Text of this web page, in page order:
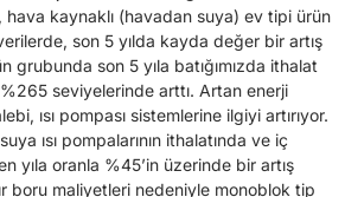
hava kaynaklı (havadan suya) ev tipi ürün
son 5 yılda kayda değer bir artış
grubunda son 5 yıla batığımızda ithalat
seviyelerinde arttı. Artan enerji
ısı pompası sistemlerine ilgiyi artırıyor.
ısı pompalarının ithalatında ve iç
yıla oranla %45’in üzerinde bir artış
boru maliyetleri nedeniyle monoblok tip